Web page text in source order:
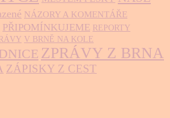
NÁZORY A KOMENTÁŘE
PŘIPOMÍNKUJEME REPORTY
V BRNĚ NA KOLE
ZPRÁVY Z BRNA
ZÁPISKY Z CEST